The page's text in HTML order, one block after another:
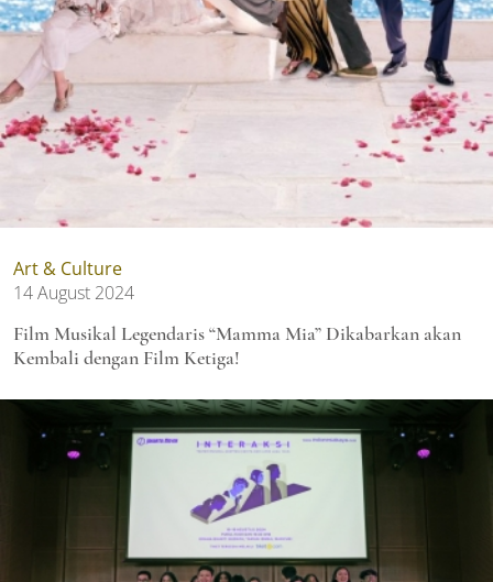
Art & Culture
14 August 2024
Film Musikal Legendaris “Mamma Mia” Dikabarkan akan
Kembali dengan Film Ketiga!